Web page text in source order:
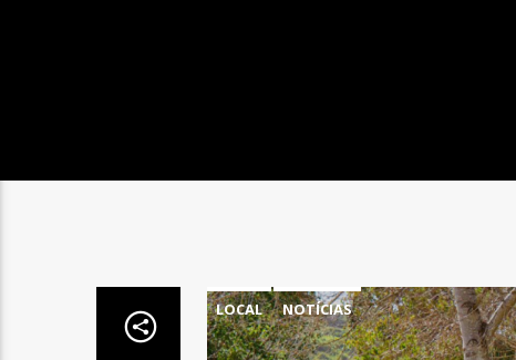
LOCAL NOTÍCIAS